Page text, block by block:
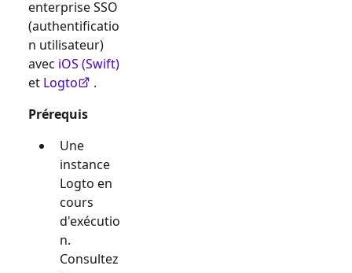
enterprise SSO
(authentificatio
n utilisateur)
avec iOS (Swift)
et Logto
.
Prérequis
Une
instance
Logto en
cours
d'exécutio
n.
Consultez